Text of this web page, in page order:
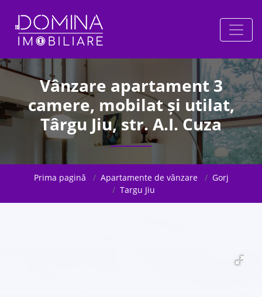
Vânzare apartament 3
camere, mobilat și utilat,
Târgu Jiu, str. A.I. Cuza
Prima pagină Apartamente de vânzare
Gorj
Targu Jiu